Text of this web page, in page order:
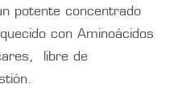
potente concentrado
con Aminoácidos
libre de